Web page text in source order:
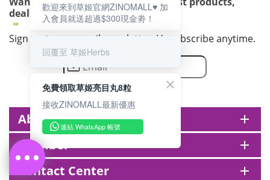
deals, events, and promotions?
Sign up to our email newsletter. Unsubscribe anytime.
About zinomall add
Member add
Contact Center add
歡迎來到草姬官網ZINOMALL♥️ 加
入會員就送超過$300現金劵！
回覆至 草姬Herbs
免費領取草姬亮目丸8粒
接收ZINOMALL最新優惠
連結 WhatsApp 帳號